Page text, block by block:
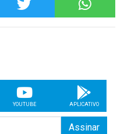
YOUTUBE APLICATIVO
Assinar